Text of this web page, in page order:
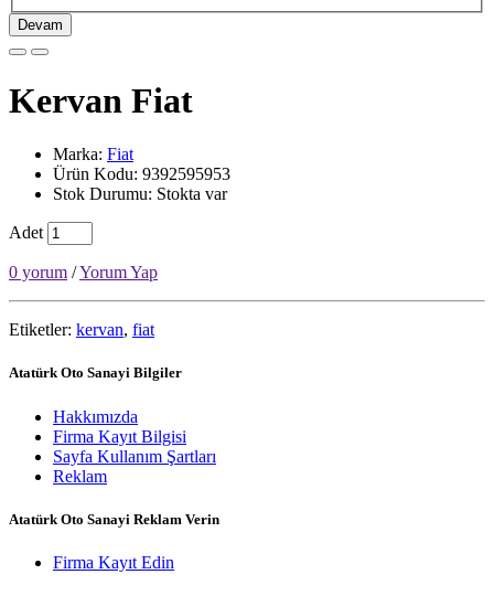
Devam
Kervan Fiat
Marka: Fiat
Ürün Kodu: 9392595953
Stok Durumu: Stokta var
Adet
0 yorum /Yorum Yap
Etiketler: kervan, fiat
Atatürk Oto Sanayi Bilgiler
Hakkımızda
Firma Kayıt Bilgisi
Sayfa Kullanım Şartları
Reklam
Atatürk Oto Sanayi Reklam Verin
Firma Kayıt Edin